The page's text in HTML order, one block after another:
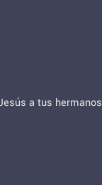
a tus hermanos